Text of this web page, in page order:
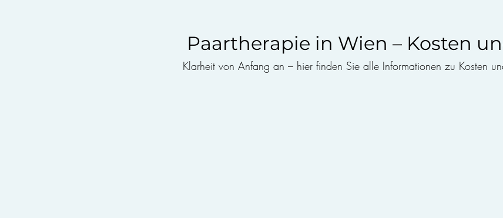
Paartherapie in Wien – Kosten
Klarheit von Anfang an – hier finden Sie alle Informationen zu Kosten